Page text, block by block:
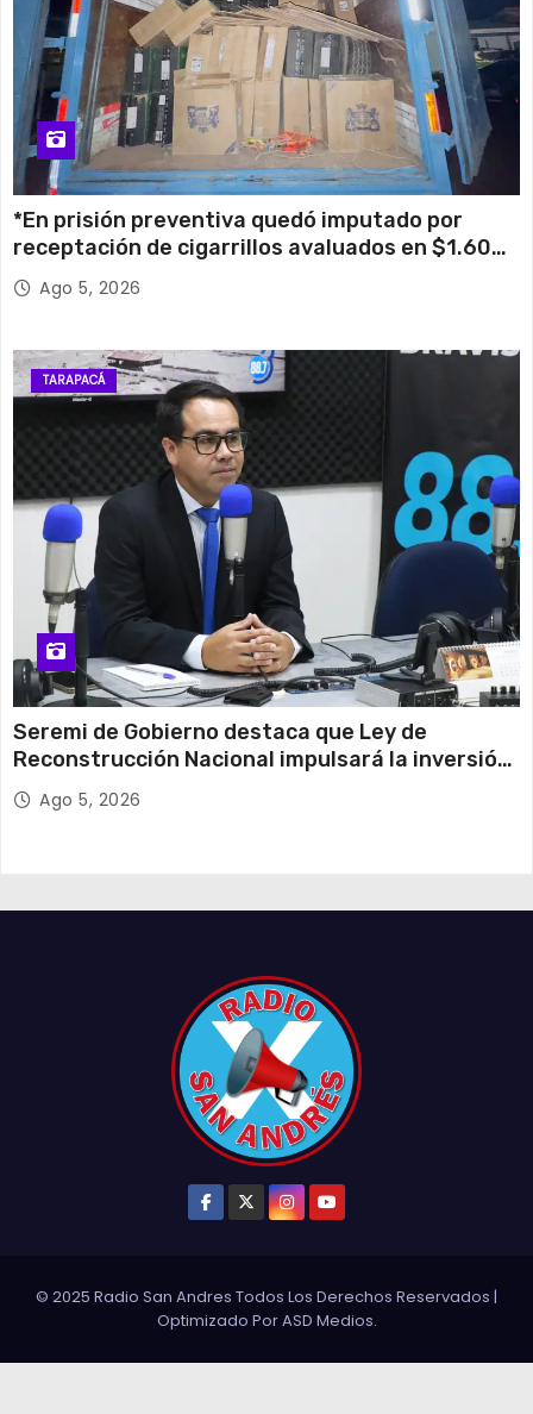
*En prisión preventiva quedó imputado por
receptación de cigarrillos avaluados en $1.600
millones*
Ago 5, 2026
TARAPACÁ
Seremi de Gobierno destaca que Ley de
Reconstrucción Nacional impulsará la inversión
y el empleo en Tarapacá
Ago 5, 2026
© 2025 Radio San Andres Todos Los Derechos Reservados |
Optimizado PorASD Medios.